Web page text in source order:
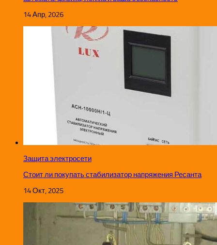
14 Апр, 2026
Защита электросети
Стоит ли покупать стабилизатор напряжения Ресанта
14 Окт, 2025